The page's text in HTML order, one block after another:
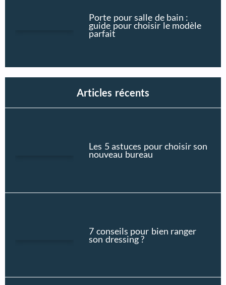
Porte pour salle de bain :
guide pour choisir le modèle
parfait
Articles récents
Les 5 astuces pour choisir son
nouveau bureau
7 conseils pour bien ranger
son dressing ?